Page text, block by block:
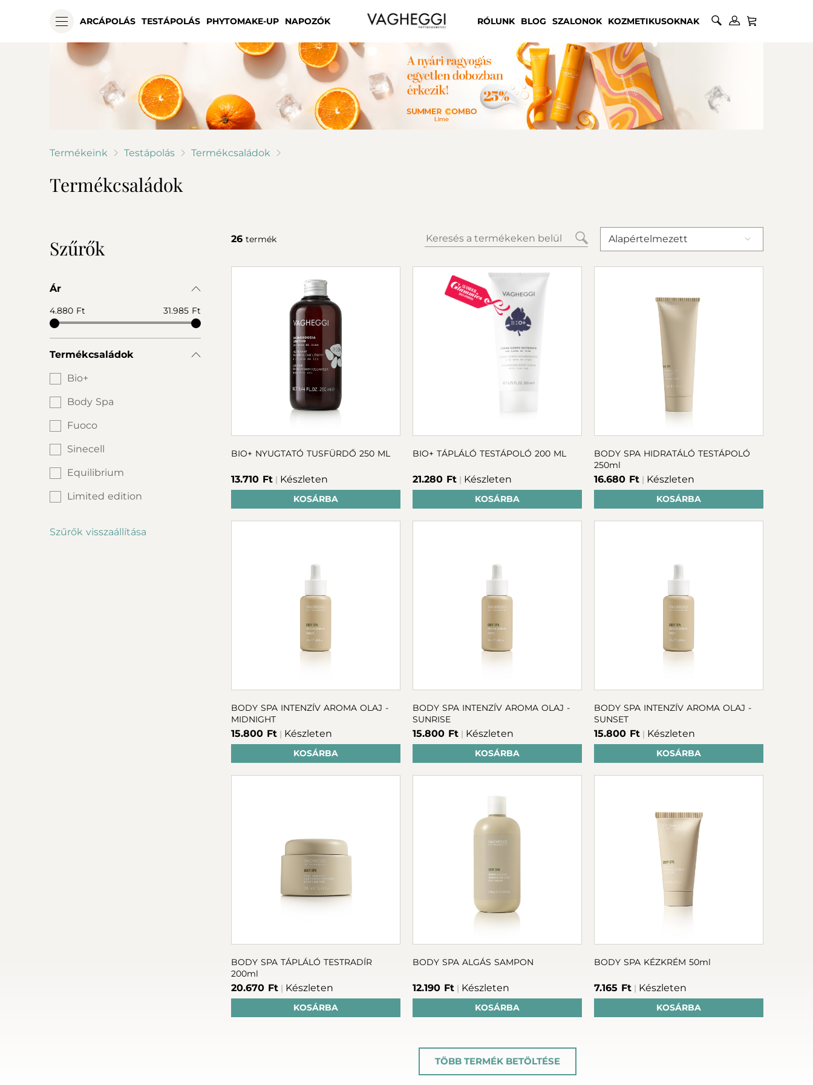
ARCÁPOLÁS TESTÁPOLÁS PHYTOMAKE-UP NAPOZÓK RÓLUNK BLOG SZALONOK KOZMETIKUSOKNAK
Termékeink Testápolás Termékcsaládok
Termékcsaládok
Szűrők
Ár
4.880 Ft 31.985 Ft
Termékcsaládok
Bio+
Body Spa
Fuoco
Sinecell
Equilibrium
Limited edition
Szűrők visszaállítása
26 termék Alapértelmezett
BIO+ NYUGTATÓ TUSFÜRDŐ 250 ML
13.710 Ft | Készleten
KOSÁRBA
BIO+ TÁPLÁLÓ TESTÁPOLÓ 200 ML
21.280 Ft | Készleten
KOSÁRBA
BODY SPA HIDRATÁLÓ TESTÁPOLÓ
250ml
16.680 Ft | Készleten
KOSÁRBA
BODY SPA INTENZÍV AROMA OLAJ -
MIDNIGHT
15.800 Ft | Készleten
KOSÁRBA
BODY SPA INTENZÍV AROMA OLAJ -
SUNRISE
15.800 Ft | Készleten
KOSÁRBA
BODY SPA INTENZÍV AROMA OLAJ -
SUNSET
15.800 Ft | Készleten
KOSÁRBA
BODY SPA TÁPLÁLÓ TESTRADÍR
200ml
20.670 Ft | Készleten
KOSÁRBA
BODY SPA ALGÁS SAMPON
12.190 Ft | Készleten
KOSÁRBA
BODY SPA KÉZKRÉM 50ml
7.165 Ft | Készleten
KOSÁRBA
TÖBB TERMÉK BETÖLTÉSE